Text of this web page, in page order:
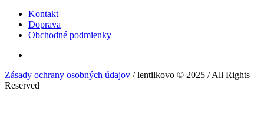
Kontakt
Doprava
Obchodné podmienky
Zásady ochrany osobných údajov / lentilkovo © 2025 / All Rights
Reserved